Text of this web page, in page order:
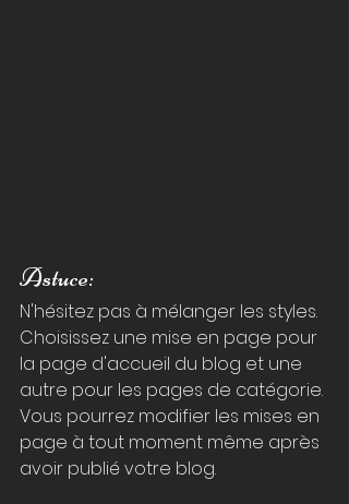
Astuce:
N'hésitez pas à mélanger les styles.
Choisissez une mise en page pour
la page d'accueil du blog et une
autre pour les pages de catégorie.
Vous pourrez modifier les mises en
page à tout moment même après
avoir publié votre blog.